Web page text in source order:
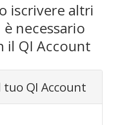
iscrivere altri
necessario
il QI Account
tuo QI Account